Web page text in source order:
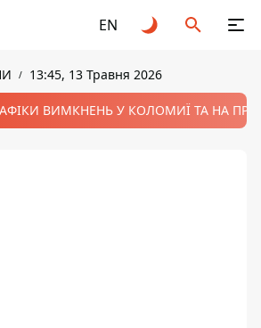
EN
13:45, 13 Травня 2026
ВИМКНЕНЬ У КОЛОМИЇ ТА НА